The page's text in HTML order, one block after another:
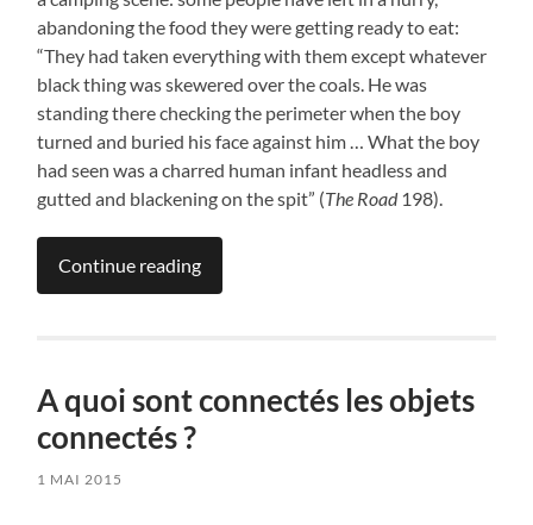
abandoning the food they were getting ready to eat:
“They had taken everything with them except whatever
black thing was skewered over the coals. He was
standing there checking the perimeter when the boy
turned and buried his face against him … What the boy
had seen was a charred human infant headless and
gutted and blackening on the spit” (The Road198).
Continue reading
A quoi sont connectés les objets
connectés ?
1 MAI 2015